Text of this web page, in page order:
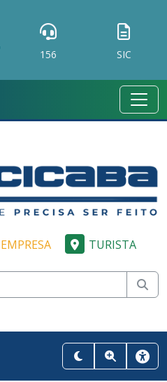
156 SIC
EMPRESA TURISTA